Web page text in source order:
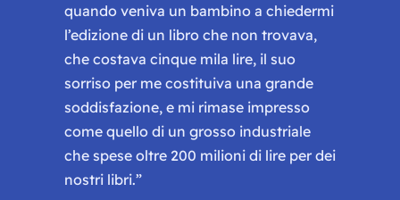
quando veniva un bambino a chiedermi
l’edizione di un libro che non trovava,
che costava cinque mila lire, il suo
sorriso per me costituiva una grande
soddisfazione, e mi rimase impresso
come quello di un grosso industriale
che spese oltre 200 milioni di lire per dei
nostri libri.”